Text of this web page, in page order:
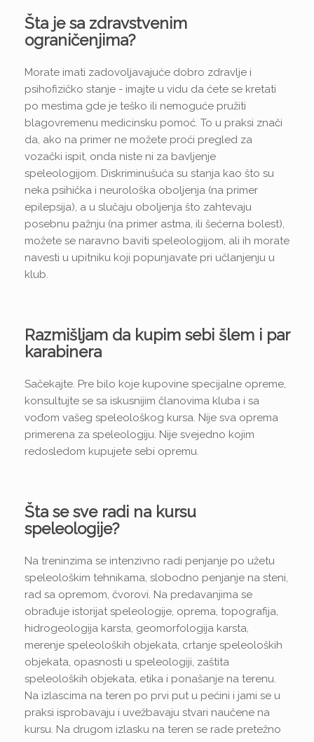
Šta je sa zdravstvenim
ograničenjima?
Morate imati zadovoljavajuće dobro zdravlje i
psihofizičko stanje - imajte u vidu da ćete se kretati
po mestima gde je teško ili nemoguće pružiti
blagovremenu medicinsku pomoć. To u praksi znači
da, ako na primer ne možete proći pregled za
vozački ispit, onda niste ni za bavljenje
speleologijom. Diskriminušuća su stanja kao što su
neka psihička i neurološka oboljenja (na primer
epilepsija), a u slučaju oboljenja što zahtevaju
posebnu pažnju (na primer astma, ili šećerna bolest),
možete se naravno baviti speleologijom, ali ih morate
navesti u upitniku koji popunjavate pri učlanjenju u
klub.
Razmišljam da kupim sebi šlem i par
karabinera
Sačekajte. Pre bilo koje kupovine specijalne opreme,
konsultujte se sa iskusnijim članovima kluba i sa
vođom vašeg speleološkog kursa. Nije sva oprema
primerena za speleologiju. Nije svejedno kojim
redosledom kupujete sebi opremu.
Šta se sve radi na kursu
speleologije?
Na treninzima se intenzivno radi penjanje po užetu
speleološkim tehnikama, slobodno penjanje na steni,
rad sa opremom, čvorovi. Na predavanjima se
obrađuje istorijat speleologije, oprema, topografija,
hidrogeologija karsta, geomorfologija karsta,
merenje speleoloških objekata, crtanje speleoloških
objekata, opasnosti u speleologiji, zaštita
speleoloških objekata, etika i ponašanje na terenu.
Na izlascima na teren po prvi put u pećini i jami se u
praksi isprobavaju i uvežbavaju stvari naučene na
kursu. Na drugom izlasku na teren se rade pretežno